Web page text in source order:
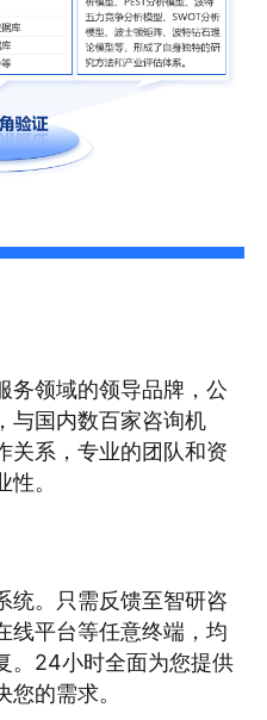
务领域的领导品牌，公
与国内数百家咨询机
关系，专业的团队和资
。
统。只需反馈至智研咨
线平台等任意终端，均
。24小时全面为您提供
的需求。